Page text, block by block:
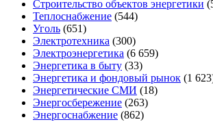
Строительство объектов энергетики
Теплоснабжение (544)
Уголь (651)
Электротехника (300)
Электроэнергетика (6 659)
Энергетика в быту (33)
Энергетика и фондовый рынок (1
Энергетические СМИ (18)
Энергосбережение (263)
Энергоснабжение (862)